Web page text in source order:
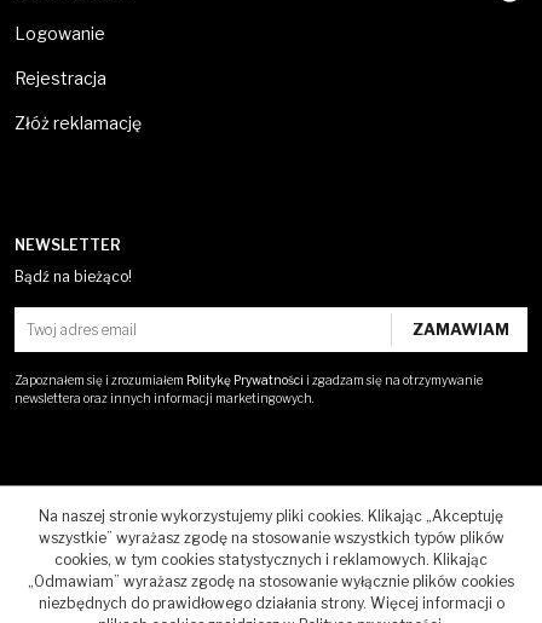
Logowanie
Rejestracja
Złóż reklamację
NEWSLETTER
Bądź na bieżąco!
Zapoznałem się i zrozumiałem Politykę Prywatności i zgadzam się na otrzymywanie
newslettera oraz innych informacji marketingowych.
COPYRIGHTS © BY PURE HOME PERFUME, 2024. ALL RIGHTS
RESERVED.
Na naszej stronie wykorzystujemy pliki cookies. Klikając „Akceptuję
wszystkie” wyrażasz zgodę na stosowanie wszystkich typów plików
cookies, w tym cookies statystycznych i reklamowych. Klikając
„Odmawiam” wyrażasz zgodę na stosowanie wyłącznie plików cookies
niezbędnych do prawidłowego działania strony. Więcej informacji o